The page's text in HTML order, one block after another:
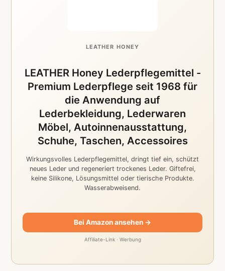
LEATHER HONEY
LEATHER Honey Lederpflegemittel -
Premium Lederpflege seit 1968 für
die Anwendung auf
Lederbekleidung, Lederwaren
Möbel, Autoinnenausstattung,
Schuhe, Taschen, Accessoires
Wirkungsvolles Lederpflegemittel, dringt tief ein, schützt
neues Leder und regeneriert trockenes Leder. Giftefrei,
keine Silikone, Lösungsmittel oder tierische Produkte.
Wasserabweisend.
Bei Amazon ansehen →
Affiliate-Link · Werbung